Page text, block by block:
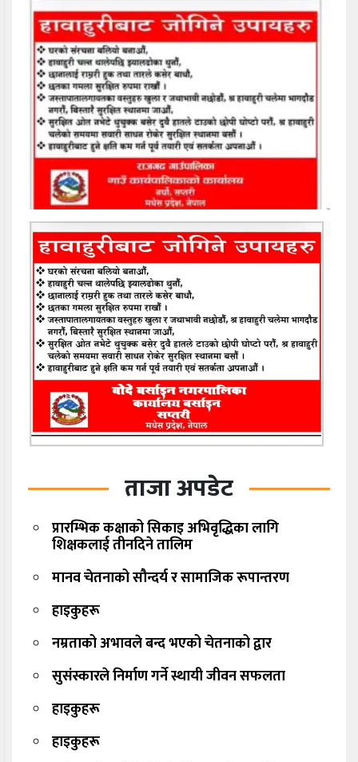
ताजा अपडेट
प्रारम्भिक कक्षाको सिकाइ अभिवृद्धिका लागि
शिक्षकलाई तीनदिने तालिम
मानव चेतनाको सौन्दर्य र सामाजिक रूपान्तरण
हाइकुहरू
नम्रताको अभावले बन्द भएको चेतनाको द्वार
सुसंस्कारले निर्माण गर्ने स्थायी जीवन सफलता
हाइकुहरू
हाइकुहरू